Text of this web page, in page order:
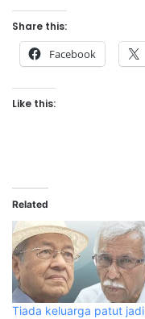
Share this:
Facebook
Like this:
Related
Tiada keluarga patut jadi